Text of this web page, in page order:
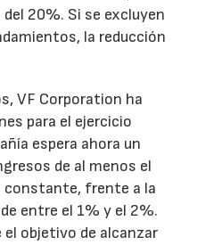
20%. Si se excluyen
la reducción
VF Corporation ha
para el ejercicio
espera ahora un
de al menos el
constante, frente a la
entre el 1% y el 2%.
objetivo de alcanzar